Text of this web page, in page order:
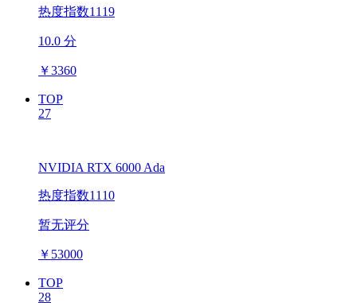
热度指数1119
10.0 分
￥3360
TOP
27
NVIDIA RTX 6000 Ada
热度指数1110
暂无评分
￥ 53000
TOP
28